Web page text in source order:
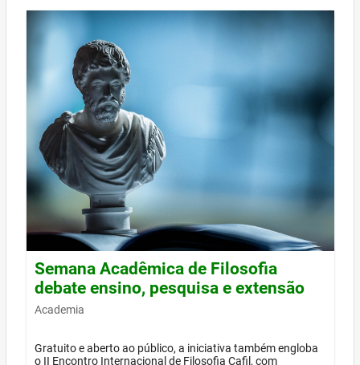
Semana Acadêmica de Filosofia
debate ensino, pesquisa e extensão
Academia
Gratuito e aberto ao público, a iniciativa também engloba
o II Encontro Internacional de Filosofia Cafil, com